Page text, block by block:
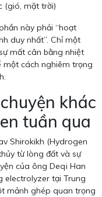
(gió, mặt trời)
này phải “hoạt
duy nhất”. Chỉ một
mất cân bằng nhiệt
cách nghiêm trọng
khác
tuần qua
Shirokikh (Hydrogen
từ lòng đất và sự
của ông Deqi Han
electrolyzer tại Trung
mảnh ghép quan trọng